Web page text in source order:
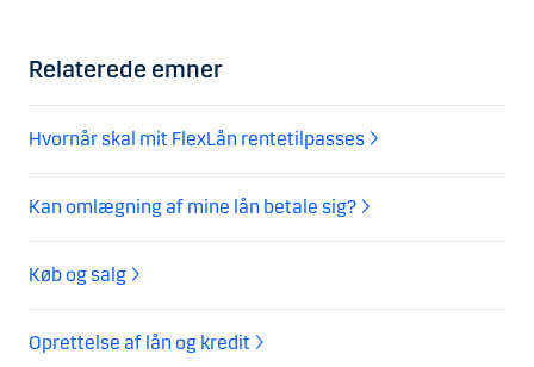
Relaterede emner
Hvornår skal mit FlexLån rentetilpasses
Kan omlægning af mine lån betale sig?
Køb og salg
Oprettelse af lån og kredit